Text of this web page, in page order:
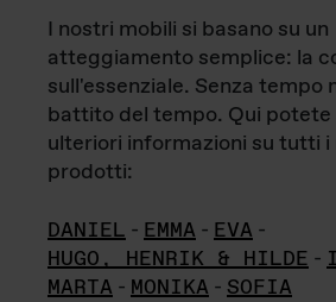
I nostri mobili si basano su un
atteggiamento semplice: la
sull'essenziale. Senza tempo
battito del tempo. Qui
ulteriori informazioni su tutti i
prodotti:
DANIEL - EMMA - EVA -
HUGO, HENRIK & HILDE -
MARTA - MONIKA - SOFIA